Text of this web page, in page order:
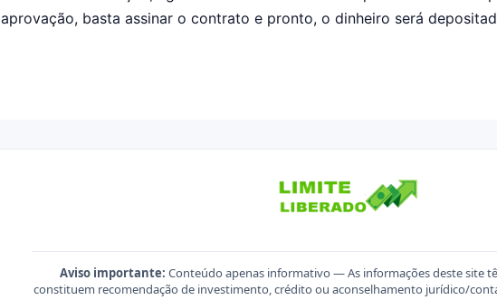
aprovação, basta assinar o contrato e pronto, o dinheiro será
Aviso importante: Conteúdo apenas informativo — As informações deste site
constituem recomendação de investimento, crédito ou aconselhamento jurídico/